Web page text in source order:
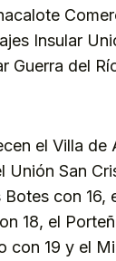
Insular
Guerra del
el Villa de
Unión San
con 16,
18, el
con 19 y el